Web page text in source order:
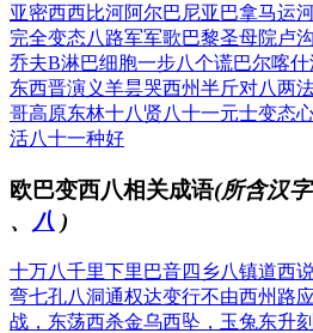
亚密西西比河阿尔巴尼亚 巴拿马运
完全变态八路军军歌巴黎圣母院卢
乔夫B淋巴细胞一步八个谎巴尔喀什
东西晋演义羊昙哭西州半斤对八两
哥高原东林十八贤八十一元士变态
活八十一种好
欧巴变西八相关成语(所含汉字
、
八 )
十万八千里下里巴音四乡八镇道西
弯七孔八洞通权达变行不由西州路
战，东荡西杀金乌西坠，玉兔东升